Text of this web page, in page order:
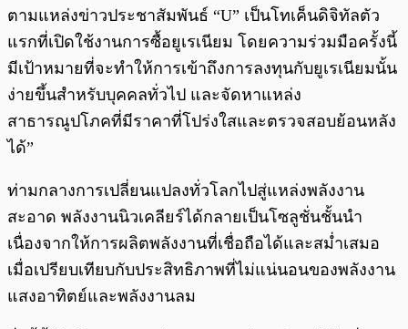
ตามแหล่งข่าวประชาสัมพันธ์ “U” เป็นโทเค็นดิจิทัลตัว
แรกที่เปิดใช้งานการซื้อยูเรเนียม โดยความร่วมมือครั้งนี้
มีเป้าหมายที่จะทำให้การเข้าถึงการลงทุนกับยูเรเนียมนั้น
ง่ายขึ้นสำหรับบุคคลทั่วไป และจัดหาแหล่ง
สาธารณูปโภคที่มีราคาที่โปร่งใสและตรวจสอบย้อนหลัง
ได้”
ท่ามกลางการเปลี่ยนแปลงทั่วโลกไปสู่แหล่งพลังงาน
สะอาด พลังงานนิวเคลียร์ได้กลายเป็นโซลูชั่นชั้นนำ
เนื่องจากให้การผลิตพลังงานที่เชื่อถือได้และสม่ำเสมอ
เมื่อเปรียบเทียบกับประสิทธิภาพที่ไม่แน่นอนของพลังงาน
แสงอาทิตย์และพลังงานลม